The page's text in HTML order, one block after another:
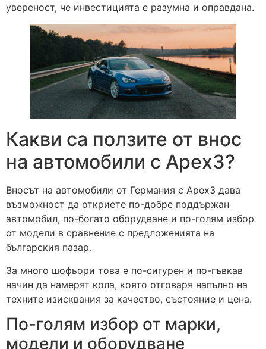
увереност, че инвестицията е разумна и оправдана.
Какви са ползите от внос
на автомобили с Apex3?
Вносът на автомобили от Германия с Apex3 дава
възможност да откриете по-добре поддържан
автомобил, по-богато оборудване и по-голям избор
от модели в сравнение с предложенията на
българския пазар.
За много шофьори това е по-сигурен и по-гъвкав
начин да намерят кола, която отговаря напълно на
техните изисквания за качество, състояние и цена.
По-голям избор от марки,
модели и оборудване